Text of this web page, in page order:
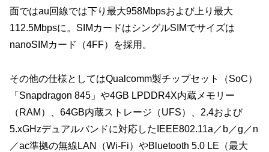
面ではau回線では下り最大958Mbpsおよび上り最大
112.5Mbpsに。SIMカードはシングルSIMでサイズは
nanoSIMカード（4FF）を採用。
その他の仕様としてはQualcomm製チップセット（SoC）
「Snapdragon 845」や4GB LPDDR4X内蔵メモリー
（RAM）、64GB内蔵ストレージ（UFS）、2.4および
5.xGHzデュアルバンドに対応したIEEE802.11a／b／g／n
／ac準拠の無線LAN（Wi-Fi）やBluetooth 5.0 LE（最大